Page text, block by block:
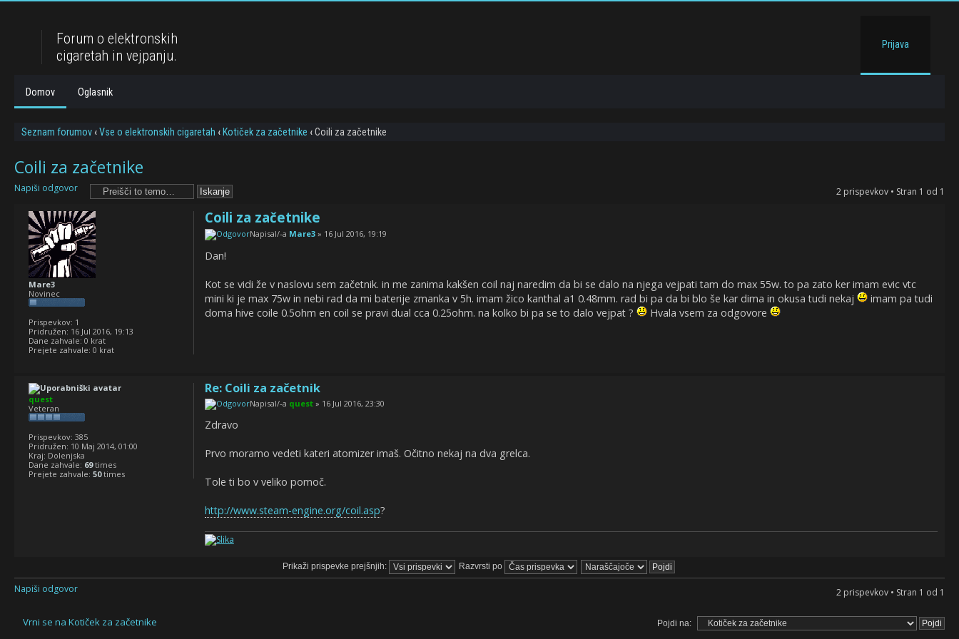
Forum o elektronskih
cigaretah in vejpanju.
Prijava
Domov Oglasnik
Seznam forumov ‹Vse o elektronskih cigaretah ‹ Kotiček za začetnike ‹Coili za začetnike
Coili za začetnike
Napiši odgovor 2 prispevkov • Stran 1 od 1
Coili za začetnike
Napisal/-a Mare3» 16 Jul 2016, 19:19
Dan!
Kot se vidi že v naslovu sem začetnik. in me zanima kakšen coil naj naredim da bi se dalo na njega vejpati tam do max 55w. to pa zato ker imam evic vtc
mini ki je max 75w in nebi rad da mi baterije zmanka v 5h. imam žico kanthal a1 0.48mm. rad bi pa da bi blo še kar dima in okusa tudi nekaj
imam pa tudi
doma hive coile 0.5ohm en coil se pravi dual cca 0.25ohm. na kolko bi pa se to dalo vejpat ?
Hvala vsem za odgovore
Mare3
Novinec
Prispevkov: 1
Pridružen: 16 Jul 2016, 19:13
Dane zahvale: 0 krat
Prejete zahvale: 0 krat
Re: Coili za začetnik
Napisal/-a quest» 16 Jul 2016, 23:30
Zdravo
Prvo moramo vedeti kateri atomizer imaš. Očitno nekaj na dva grelca.
Tole ti bo v veliko pomoč.
http://www.steam-engine.org/coil.asp?
quest
Veteran
Prispevkov: 385
Pridružen: 10 Maj 2014, 01:00
Kraj: Dolenjska
Dane zahvale: 69times
Prejete zahvale: 50times
Prikaži prispevke prejšnjih: Razvrsti po
Napiši odgovor 2 prispevkov • Stran 1 od 1
Vrni se na Kotiček za začetnike Pojdi na: